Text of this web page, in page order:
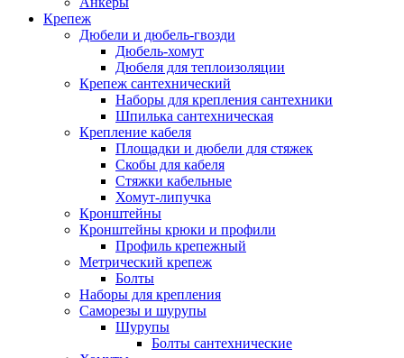
Крепеж
Дюбели и дюбель-гвозди
Дюбель-хомут
Дюбеля для теплоизоляции
Крепеж сантехнический
Наборы для крепления сантехники
Шпилька сантехническая
Крепление кабеля
Площадки и дюбели для стяжек
Скобы для кабеля
Стяжки кабельные
Хомут-липучка
Кронштейны
Кронштейны крюки и профили
Профиль крепежный
Метрический крепеж
Болты
Наборы для крепления
Саморезы и шурупы
Шурупы
Болты сантехнические